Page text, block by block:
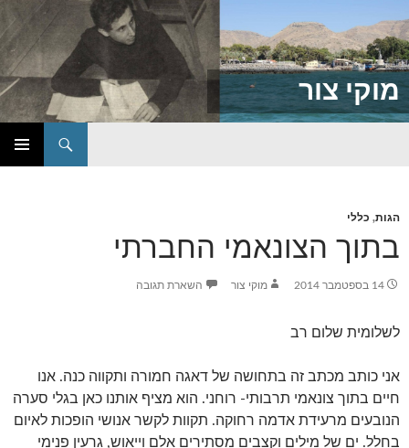
מוקי צור
הגות, כללי
בתוך הצונאמי החברתי
14 בספטמבר 2014 מוקי צור השארת תגובה
לשלומית שלום רב
אני כותב מכתב זה בתחושה של דאגה חמורה ותקווה כנה. אנו
חיים בתוך צונאמי תרבותי- רוחני. הוא מציף אותנו כאן בגלי סערה
הנובעים מרעידת אדמה רחוקה. תקוות לקשר אנושי הופכות לאיום
בחלל. ים של מילים וקצבים מסתירים אלם וייאוש, גרעין פנימי